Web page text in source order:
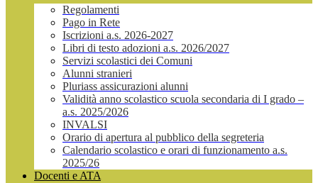
Regolamenti
Pago in Rete
Iscrizioni a.s. 2026-2027
Libri di testo adozioni a.s. 2026/2027
Servizi scolastici dei Comuni
Alunni stranieri
Pluriass assicurazioni alunni
Validità anno scolastico scuola secondaria di I grado –
a.s. 2025/2026
INVALSI
Orario di apertura al pubblico della segreteria
Calendario scolastico e orari di funzionamento a.s.
2025/26
Docenti e ATA